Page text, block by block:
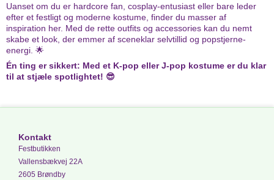
Uanset om du er hardcore fan, cosplay-entusiast eller bare leder
efter et festligt og moderne kostume, finder du masser af
inspiration her. Med de rette outfits og accessories kan du nemt
skabe et look, der emmer af sceneklar selvtillid og popstjerne-
energi. 🌟
Én ting er sikkert: Med et K-pop eller J-pop kostume er du klar
til at stjæle spotlightet! 😎
Kontakt
Festbutikken
Vallensbækvej 22A
2605 Brøndby